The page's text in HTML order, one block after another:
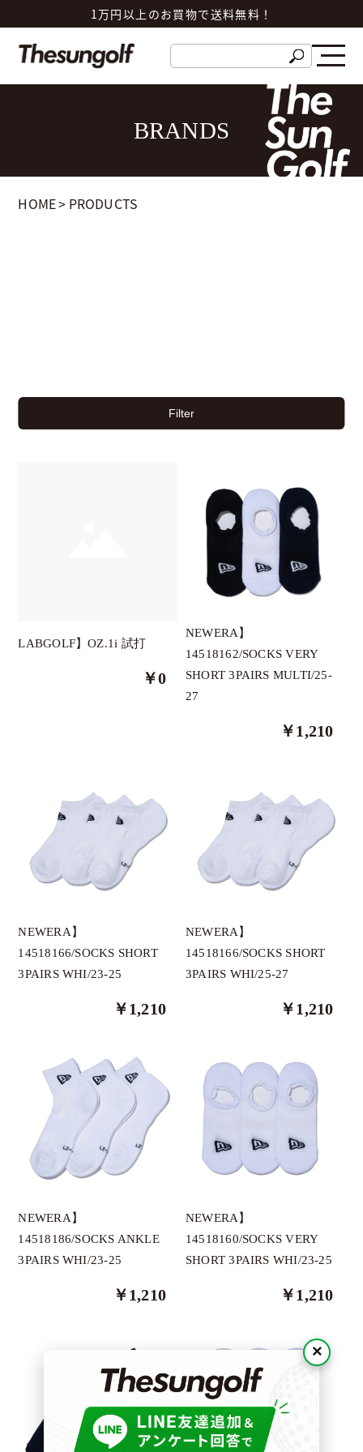
1万円以上のお買物で送料無料！
BRANDS
HOME> PRODUCTS
Filter
HELIX
1PIU1UGUALE3
AS2OV GOLF
BANDEL
BOGEY LOUNGE
Clasky
DONT PANIC
Docus
DECEMBERMAY
Dragonmyth
GREYSON
ImpRovE
OBSIDIAN
LABGOLF】OZ.1i 試打
￥0
NEWERA】
14518162/SOCKS VERY
SHORT 3PAIRS MULTI/25-
27
￥1,210
NEWERA】
14518166/SOCKS SHORT
3PAIRS WHI/23-25
￥1,210
NEWERA】
14518166/SOCKS SHORT
3PAIRS WHI/25-27
￥1,210
NEWERA】
14518186/SOCKS ANKLE
3PAIRS WHI/23-25
￥1,210
NEWERA】
14518160/SOCKS VERY
SHORT 3PAIRS WHI/23-25
￥1,210
×